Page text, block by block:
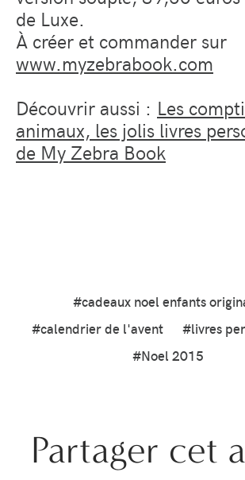
de Luxe.
À créer et commander sur
www.myzebrabook.com
Découvrir aussi : Les
animaux, les jolis livres
de My Zebra Book
#cadeaux noel enfants
#calendrier de l'avent
#livres
#Noel 2015
Partager cet